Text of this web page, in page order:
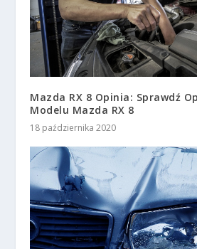
Mazda RX 8 Opinia: Sprawdź
Modelu Mazda RX 8
18 października 2020